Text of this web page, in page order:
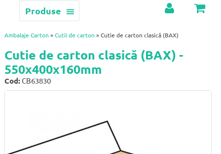
Produse
Ambalaje Carton » Cutii de carton » Cutie de carton clasică (BAX)
Cutie de carton clasică (BAX) -
550x400x160mm
Cod: CB63830